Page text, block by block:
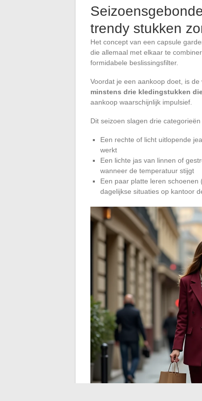
trendy stukken
Het concept van een capsule
die allemaal met elkaar te
formidabele beslissingsfilter.
Voordat je een aankoop doet, is de
minstens drie kledingstukken
aankoop waarschijnlijk impulsief.
Dit seizoen slagen drie
Een rechte of licht uitlopende
werkt
Een lichte jas van linnen of
wanneer de temperatuur stijgt
Een paar platte leren schoenen
dagelijkse situaties op kantoor